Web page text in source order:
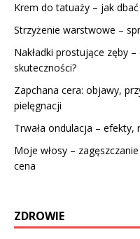
Krem do tatuaży – jak
Strzyżenie warstwowe –
Nakładki prostujące zęby
skuteczności?
Zapchana cera: objawy,
pielęgnacji
Trwała ondulacja –
Moje włosy –
cena
ZDROWIE